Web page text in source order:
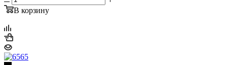
В корзину